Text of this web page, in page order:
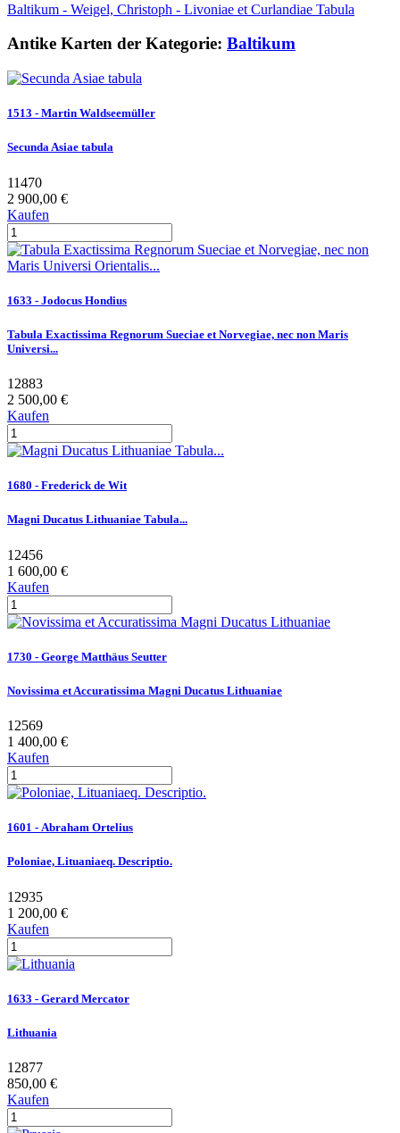
Baltikum - Weigel, Christoph - Livoniae et Curlandiae Tabula
Antike Karten der Kategorie: Baltikum
1513 - Martin Waldseemüller
Secunda Asiae tabula
11470
2 900,00 €
Kaufen
1633 - Jodocus Hondius
Tabula Exactissima Regnorum Sueciae et Norvegiae, nec non Maris
Universi...
12883
2 500,00 €
Kaufen
1680 - Frederick de Wit
Magni Ducatus Lithuaniae Tabula...
12456
1 600,00 €
Kaufen
1730 - George Matthäus Seutter
Novissima et Accuratissima Magni Ducatus Lithuaniae
12569
1 400,00 €
Kaufen
1601 - Abraham Ortelius
Poloniae, Lituaniaeq. Descriptio.
12935
1 200,00 €
Kaufen
1633 - Gerard Mercator
Lithuania
12877
850,00 €
Kaufen